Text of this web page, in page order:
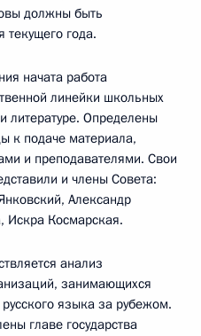
должны быть
года.
начата работа
линейки школьных
литературе. Определены
к подаче материала,
и преподавателями. Свои
и члены Совета:
Александр
Искра Космарская.
анализ
занимающихся
языка за рубежом.
главе государства